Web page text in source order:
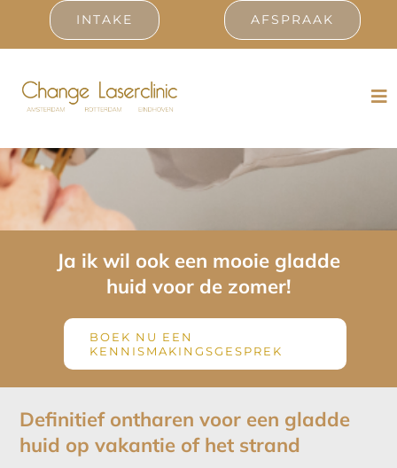
inhoud
INTAKE AFSPRAAK
Laserbehandelingen
Prijslijst
Resultaten
Laserontharing voor de zomer
Ja ik wil ook een mooie gladde
huid voor de zomer!
BOEK NU EEN
KENNISMAKINGSGESPREK
Definitief ontharen voor een gladde
huid op vakantie of het strand